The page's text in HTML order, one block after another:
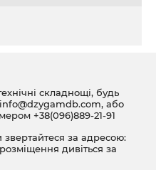
складнощі, будь
info@dzygamdb.com, або
+38(096)889-21-91
за адресою:
дивіться за